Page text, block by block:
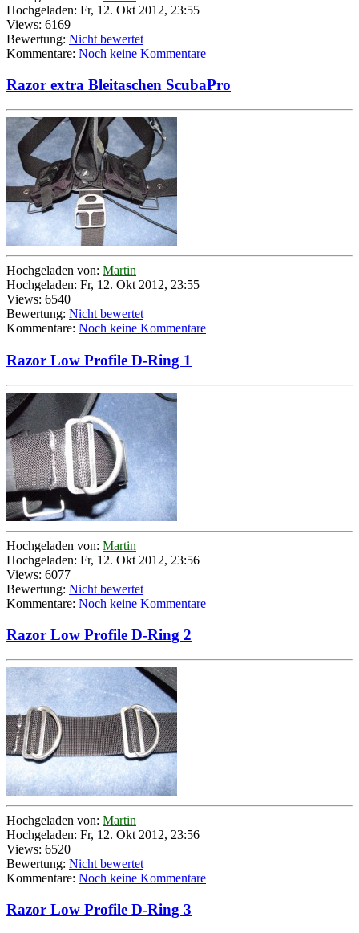
Hochgeladen: Fr, 12. Okt 2012, 23:55
Views: 6169
Bewertung: Nicht bewertet
Kommentare: Noch keine Kommentare
Razor extra Bleitaschen ScubaPro
Hochgeladen von: Martin
Hochgeladen: Fr, 12. Okt 2012, 23:55
Views: 6540
Bewertung: Nicht bewertet
Kommentare: Noch keine Kommentare
Razor Low Profile D-Ring 1
Hochgeladen von: Martin
Hochgeladen: Fr, 12. Okt 2012, 23:56
Views: 6077
Bewertung: Nicht bewertet
Kommentare: Noch keine Kommentare
Razor Low Profile D-Ring 2
Hochgeladen von: Martin
Hochgeladen: Fr, 12. Okt 2012, 23:56
Views: 6520
Bewertung: Nicht bewertet
Kommentare: Noch keine Kommentare
Razor Low Profile D-Ring 3